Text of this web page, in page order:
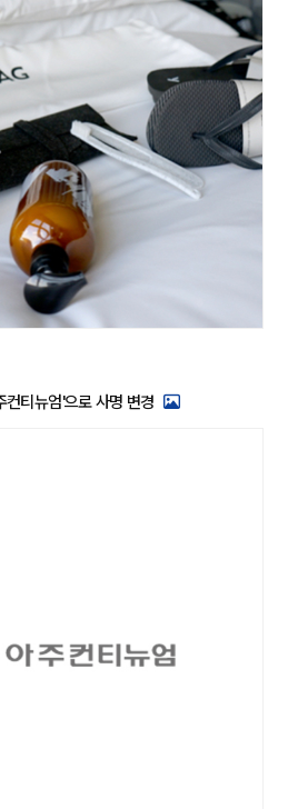
티뉴엄'으로 사명 변경